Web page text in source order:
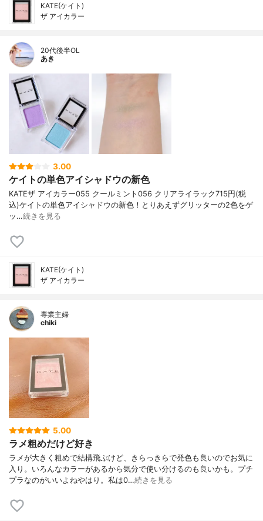
KATE(ケイト)
ザ アイカラー
20代後半OL
あき
3.00
ケイトの単色アイシャドウの新色
KATE ザ アイカラー 055 クールミント 056 クリアライラック 715円(税
込) ケイトの単色アイシャドウの新色！ とりあえずグリッターの2色をゲ
ッ…続きを見る
KATE(ケイト)
ザ アイカラー
専業主婦
chiki
5.00
ラメ粗めだけど好き
ラメが大きく粗めで結構飛ぶけど、きらっきらで発色も良いのでお気に
入り。いろんなカラーがあるから気分で使い分けるのも良いかも。プチ
プラなのがいいよねやはり。私は0…続きを見る